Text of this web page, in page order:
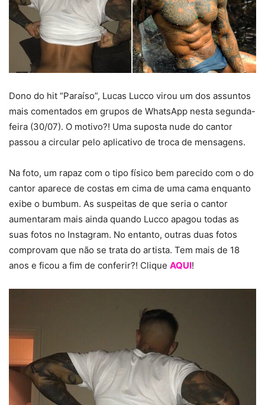
Dono do hit “Paraíso”, Lucas Lucco virou um dos assuntos
mais comentados em grupos de WhatsApp nesta segunda-
feira (30/07). O motivo?! Uma suposta nude do cantor
passou a circular pelo aplicativo de troca de mensagens.
Na foto, um rapaz com o tipo físico bem parecido com o do
cantor aparece de costas em cima de uma cama enquanto
exibe o bumbum. As suspeitas de que seria o cantor
aumentaram mais ainda quando Lucco apagou todas as
suas fotos no Instagram. No entanto, outras duas fotos
comprovam que não se trata do artista. Tem mais de 18
anos e ficou a fim de conferir?! Clique AQUI!